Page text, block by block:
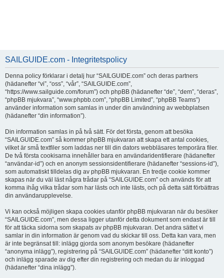
SAILGUIDE.com - Integritetspolicy
Denna policy förklarar i detalj hur “SAILGUIDE.com” och deras partners
(hädanefter “vi”, “oss”, “vår”, “SAILGUIDE.com”,
“https://www.sailguide.com/forum”) och phpBB (hädanefter “de”, “dem”, “deras”,
“phpBB mjukvara”, “www.phpbb.com”, “phpBB Limited”, “phpBB Teams”)
använder information som samlas in under din användning av webbplatsen
(hädanefter “din information”).
Din information samlas in på två sätt. För det första, genom att besöka
“SAILGUIDE.com” så kommer phpBB mjukvaran att skapa ett antal cookies,
vilket är små textfiler som laddas ner till din dators webbläsares temporära filer.
De två första cookisarna innehåller bara en användaridentifierare (hädanefter
“användar-id”) och en anonym sessionsidentifierare (hädanefter “sessions-id”),
som automatiskt tilldelas dig av phpBB mjukvaran. En tredje cookie kommer
skapas när du väl läst några trådar på “SAILGUIDE.com” och används för att
komma ihåg vilka trådar som har lästs och inte lästs, och på detta sätt förbättras
din användarupplevelse.
Vi kan också möjligen skapa cookies utanför phpBB mjukvaran när du besöker
“SAILGUIDE.com”, men dessa ligger utanför detta dokument som endast är till
för att täcka sidorna som skapats av phpBB mjukvaran. Det andra sättet vi
samlar in din information är genom vad du skickar till oss. Detta kan vara, men
är inte begränsat till: inlägg gjorda som anonym besökare (hädanefter
“anonyma inlägg”), registrering på “SAILGUIDE.com” (hädanefter “ditt konto”)
och inlägg sparade av dig efter din registrering och medan du är inloggad
(hädanefter “dina inlägg”).